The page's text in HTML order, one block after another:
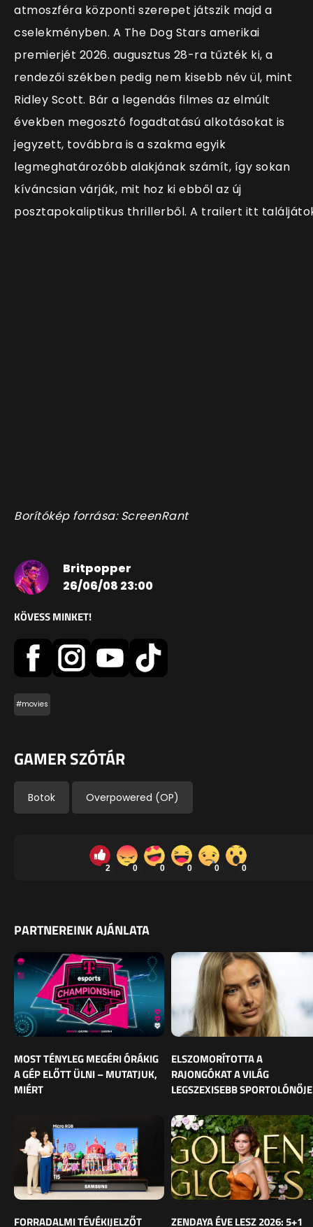
atmoszféra központi szerepet játszik majd a
cselekményben. A The Dog Stars amerikai
premierjét 2026. augusztus 28-ra tűzték ki, a
rendezői székben pedig nem kisebb név ül, mint
Ridley Scott. Bár a legendás filmes az elmúlt
években megosztó fogadtatású alkotásokat is
jegyzett, továbbra is a szakma egyik
legmeghatározóbb alakjának számít, így sokan
kíváncsian várják, mit hoz ki ebből az új
posztapokaliptikus thrillerből. A trailert itt
Borítókép forrása: ScreenRant
Britpopper
26/06/08 23:00
KÖVESS MINKET!
#movies
GAMER SZÓTÁR
Botok Overpowered (OP)
2 0 0 0 0 0
PARTNEREINK AJÁNLATA
MOST TÉNYLEG MEGÉRI ÓRÁKIG
A GÉP ELŐTT ÜLNI – MUTATJUK,
MIÉRT
ELSZOMORÍTOTTA A
RAJONGÓKAT A VILÁG
LEGSZEXISEBB SPORTOLÓNŐJE
FORRADALMI TÉVÉKIJELZŐT ZENDAYA ÉVE LESZ 2026: 5+1